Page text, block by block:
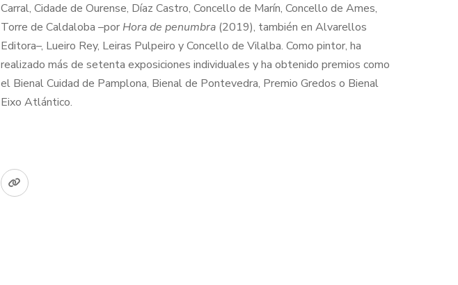
Carral, Cidade de Ourense, Díaz Castro, Concello de Marín, Concello de Ames,
Torre de Caldaloba –por Hora de penumbra (2019), también en Alvarellos
Editora–, Lueiro Rey, Leiras Pulpeiro y Concello de Vilalba. Como pintor, ha
realizado más de setenta exposiciones individuales y ha obtenido premios como
el Bienal Cuidad de Pamplona, Bienal de Pontevedra, Premio Gredos o Bienal
Eixo Atlántico.